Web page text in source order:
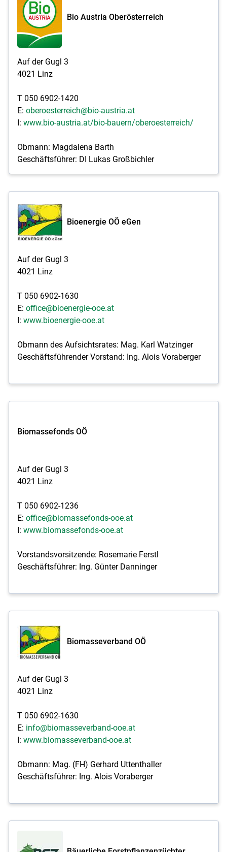
Bio Austria Oberösterreich
Auf der Gugl 3
4021 Linz
T 050 6902-1420
E: oberoesterreich@bio-austria.at
I: www.bio-austria.at/bio-bauern/oberoesterreich/
Obmann: Magdalena Barth
Geschäftsführer: DI Lukas Großbichler
Bioenergie OÖ eGen
Auf der Gugl 3
4021 Linz
T 050 6902-1630
E: office@bioenergie-ooe.at
I: www.bioenergie-ooe.at
Obmann des Aufsichtsrates: Mag. Karl Watzinger
Geschäftsführender Vorstand: Ing. Alois Voraberger
Biomassefonds OÖ
Auf der Gugl 3
4021 Linz
T 050 6902-1236
E: office@biomassefonds-ooe.at
I: www.biomassefonds-ooe.at
Vorstandsvorsitzende: Rosemarie Ferstl
Geschäftsführer: Ing. Günter Danninger
Biomasseverband OÖ
Auf der Gugl 3
4021 Linz
T 050 6902-1630
E: info@biomasseverband-ooe.at
I: www.biomasseverband-ooe.at
Obmann: Mag. (FH) Gerhard Uttenthaller
Geschäftsführer: Ing. Alois Voraberger